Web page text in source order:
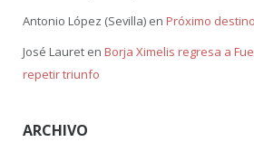
Antonio López (Sevilla)en Próximo destino
José Laureten Borja Ximelis regresa a
repetir triunfo
ARCHIVO